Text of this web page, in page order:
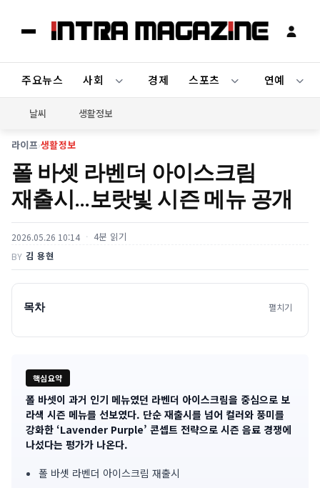
주요뉴스 사회 경제 스포츠 연예
날씨 생활정보
라이프›생활정보
폴 바셋 라벤더 아이스크림
재출시…보랏빛 시즌 메뉴 공개
2026.05.26 10:14 4분 읽기
BY 김 용현
목차 펼치기
핵심요약
기
사
폴 바셋이 과거 인기 메뉴였던 라벤더 아이스크림을 중심으로 보
라색 시즌 메뉴를 선보였다. 단순 재출시를 넘어 컬러와 풍미를
강화한 ‘Lavender Purple’ 콘셉트 전략으로 시즌 음료 경쟁에
나섰다는 평가가 나온다.
폴 바셋 라벤더 아이스크림 재출시